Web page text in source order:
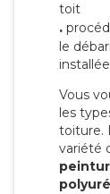
toit
.
le
Vous
les
toiture.
variété